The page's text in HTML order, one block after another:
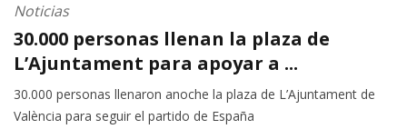
Noticias
30.000 personas llenan la plaza de
L’Ajuntament para apoyar a ...
30.000 personas llenaron anoche la plaza de L’Ajuntament de
València para seguir el partido de España